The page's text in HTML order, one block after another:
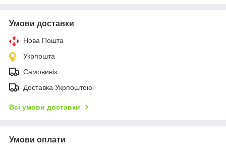
Умови доставки
Нова Пошта
Укрпошта
Самовивіз
Доставка Укрпоштою
Всі умови доставки
Умови оплати